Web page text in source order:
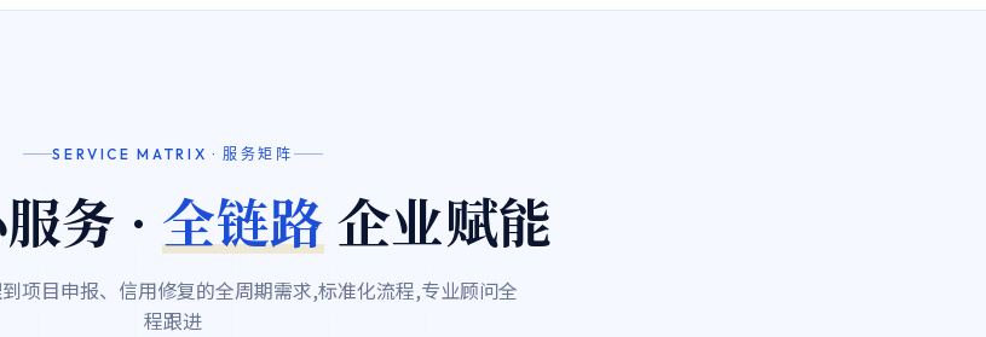
SERVICE MATRIX · 服务矩阵
务 · 全链路企业赋能
项目申报、信用修复的全周期需求,标准化流程,专业顾问全
程跟进